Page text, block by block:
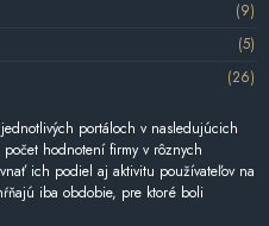
(9)
(5)
(26)
portáloch v nasledujúcich
hodnotení firmy v rôznych
ich podiel aj aktivitu používateľov na
iba obdobie, pre ktoré boli